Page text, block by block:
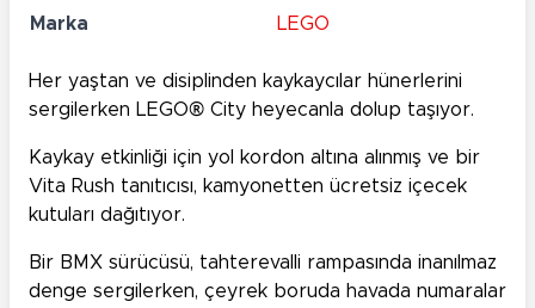
Marka LEGO
Her yaştan ve disiplinden kaykaycılar hünerlerini
sergilerken LEGO® City heyecanla dolup taşıyor.
Kaykay etkinliği için yol kordon altına alınmış ve bir
Vita Rush tanıtıcısı, kamyonetten ücretsiz içecek
kutuları dağıtıyor.
Bir BMX sürücüsü, tahterevalli rampasında inanılmaz
denge sergilerken, çeyrek boruda havada numaralar